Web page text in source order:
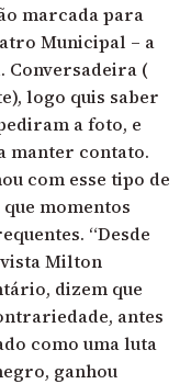
marcada para
Municipal – a
Conversadeira (
logo quis saber
a foto, e
manter contato.
com esse tipo de
momentos
“Desde
Milton
dizem que
antes
como uma luta
ganhou